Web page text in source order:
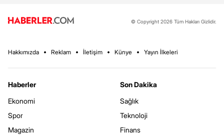
© Copyright 2026 Tüm Hakları Gizlidir.
Hakkımızda Reklam İletişim Künye Yayın İlkeleri
Haberler
Ekonomi
Spor
Magazin
Son Dakika
Sağlık
Teknoloji
Finans